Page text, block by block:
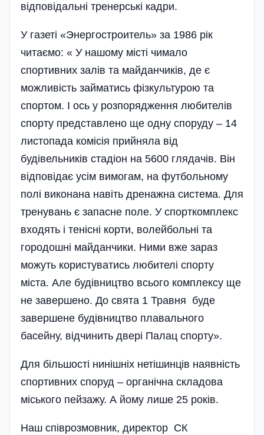
відповідальні тренерські кадри.
У газеті «Энергостроитель» за 1986 рік
читаємо: « У нашому місті чимало
спортивних залів та майданчиків, де є
можливість займатись фізкультурою та
спортом. І ось у розпорядження любителів
спорту представлено ще одну споруду – 14
листопада комісія прийняла від
будівельників стадіон на 5600 глядачів. Він
відповідає усім вимогам, на футбольному
полі виконана навіть дренажна система. Для
тренувань є запасне поле. У спорткомплекс
входять і тенісні корти, волейбольні та
городошні майданчики. Ними вже зараз
можуть користуватись любителі спорту
міста. Але будівництво всього комплексу ще
не завершено. До свята 1 Травня буде
завершене будівництво плавального
басейну, відчинить двері Палац спорту».
Для більшості нинішніх нетішинців наявність
спортивних споруд – органічна складова
міського пейзажу. А йому лише 25 років.
Наш співрозмовник, директор СК